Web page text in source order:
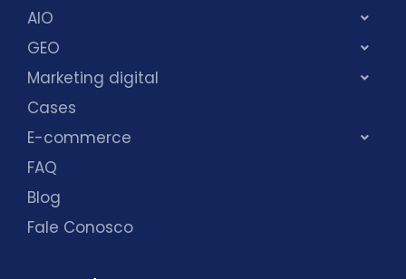
AIO
GEO
Marketing digital
Cases
E-commerce
FAQ
Blog
Fale Conosco